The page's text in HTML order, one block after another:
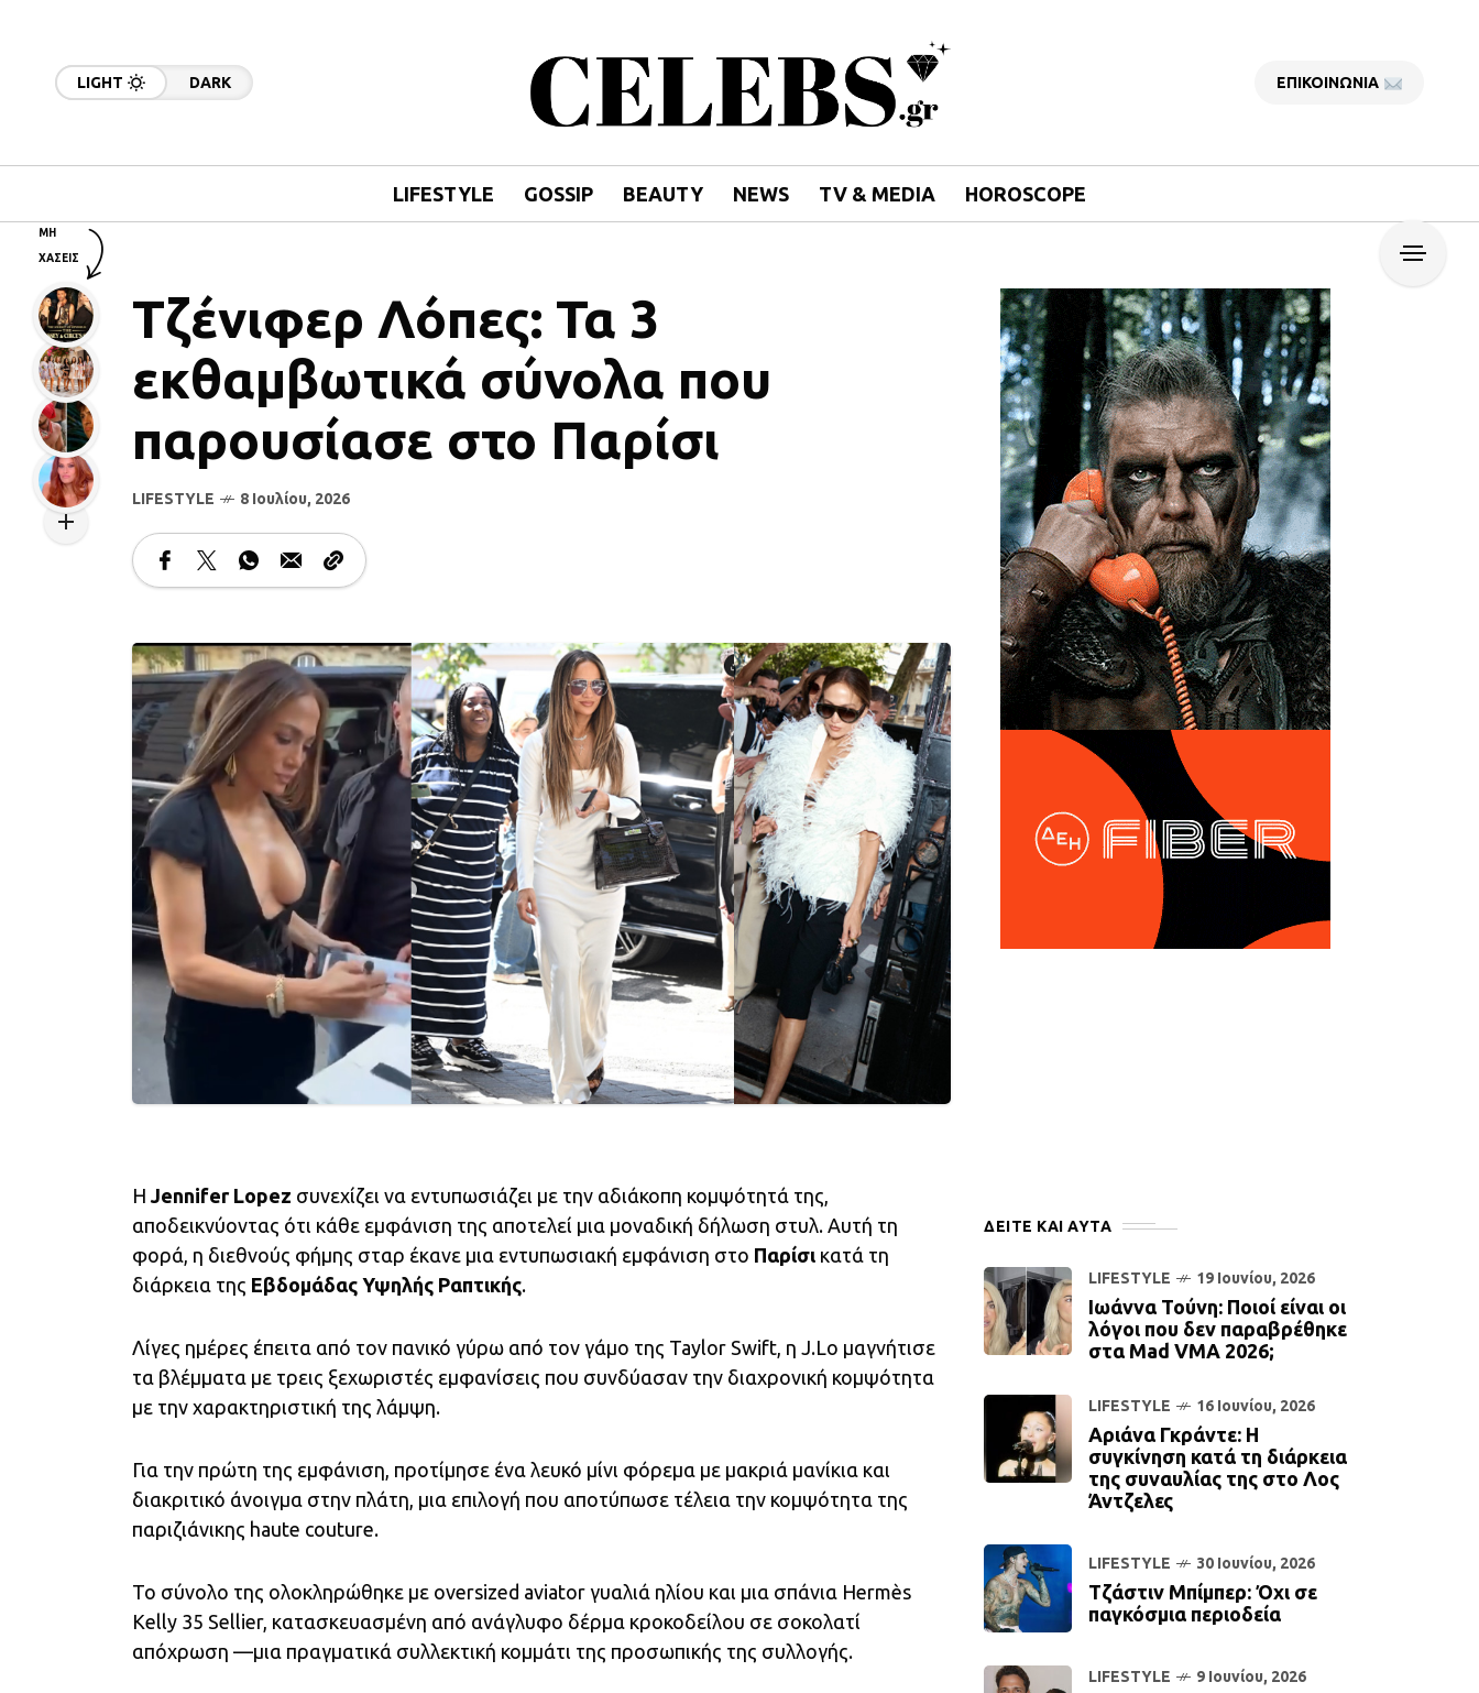
LIGHT DARK ΕΠΙΚΟΙΝΩΝΙΑ
LIFESTYLE GOSSIP BEAUTY NEWS TV & MEDIA HOROSCOPE
Τζένιφερ Λόπες: Τα 3
εκθαμβωτικά σύνολα που
παρουσίασε στο Παρίσι
LIFESTYLE 8 Ιουλίου, 2026
Η Jennifer Lopez συνεχίζει να εντυπωσιάζει με την αδιάκοπη κομψότητά της,
αποδεικνύοντας ότι κάθε εμφάνιση της αποτελεί μια μοναδική δήλωση στυλ. Αυτή τη
φορά, η διεθνούς φήμης σταρ έκανε μια εντυπωσιακή εμφάνιση στο Παρίσι κατά τη
διάρκεια της Εβδομάδας Υψηλής Ραπτικής.
Λίγες ημέρες έπειτα από τον πανικό γύρω από τον γάμο της Taylor Swift, η J.Lo μαγνήτισε
τα βλέμματα με τρεις ξεχωριστές εμφανίσεις που συνδύασαν την διαχρονική κομψότητα
με την χαρακτηριστική της λάμψη.
Για την πρώτη της εμφάνιση, προτίμησε ένα λευκό μίνι φόρεμα με μακριά μανίκια και
διακριτικό άνοιγμα στην πλάτη, μια επιλογή που αποτύπωσε τέλεια την κομψότητα της
παριζιάνικης haute couture.
Το σύνολο της ολοκληρώθηκε με oversized aviator γυαλιά ηλίου και μια σπάνια Hermès
Kelly 35 Sellier, κατασκευασμένη από ανάγλυφο δέρμα κροκοδείλου σε σοκολατί
απόχρωση —μια πραγματικά συλλεκτική κομμάτι της προσωπικής της συλλογής.
ΔΕΙΤΕ ΚΑΙ ΑΥΤΆ
LIFESTYLE 19 Ιουνίου, 2026
Ιωάννα Τούνη: Ποιoί είναι οι
λόγοι που δεν παραβρέθηκε
στα Mad VMA 2026;
LIFESTYLE 16 Ιουνίου, 2026
Αριάνα Γκράντε: Η
συγκίνηση κατά τη διάρκεια
της συναυλίας της στο Λος
Άντζελες
LIFESTYLE 30 Ιουνίου, 2026
Τζάστιν Μπίμπερ: Όχι σε
παγκόσμια περιοδεία
LIFESTYLE 9 Ιουνίου, 2026
ΜΗ
ΧΑΣΕΙΣ